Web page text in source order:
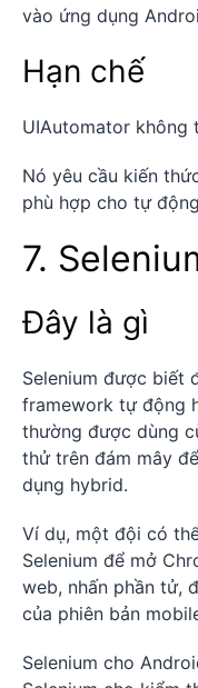
vào ứng dụng
Hạn chế
UIAutomator không
Nó yêu cầu kiến
phù hợp cho tự
7.
Đây là gì
Selenium được biết
framework tự động
thường được dùng
thử trên đám mây
dụng hybrid.
Ví dụ, một đội có
Selenium để mở
web, nhấn phần tử,
của phiên bản
Selenium cho